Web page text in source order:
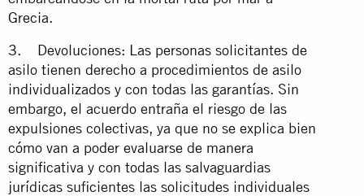
Grecia.
3. Devoluciones: Las personas solicitantes de
asilo tienen derecho a procedimientos de asilo
individualizados y con todas las garantías. Sin
embargo, el acuerdo entraña el riesgo de las
expulsiones colectivas, ya que no se explica bien
cómo van a poder evaluarse de manera
significativa y con todas las salvaguardias
jurídicas suficientes las solicitudes individuales